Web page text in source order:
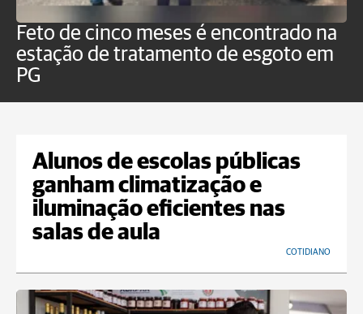
Feto de cinco meses é encontrado na
estação de tratamento de esgoto em
PG
Alunos de escolas públicas
ganham climatização e
iluminação eficientes nas
salas de aula
COTIDIANO